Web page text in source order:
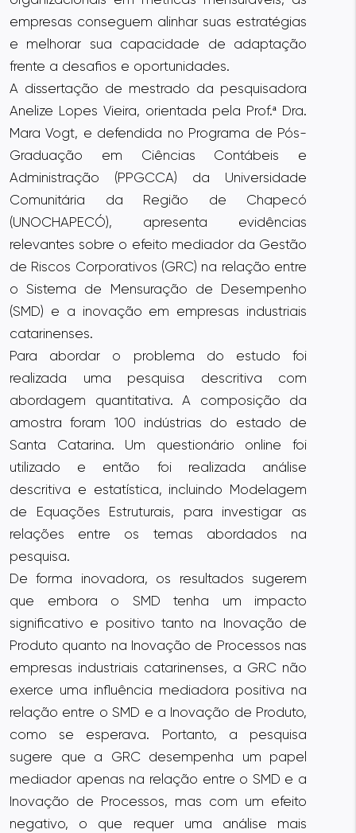
empresas conseguem alinhar suas estratégias
e melhorar sua capacidade de adaptação
frente a desafios e oportunidades.
A dissertação de mestrado da pesquisadora
Anelize Lopes Vieira, orientada pela Prof.ª Dra.
Mara Vogt, e defendida no Programa de Pós-
Graduação em Ciências Contábeis e
Administração (PPGCCA) da Universidade
Comunitária da Região de Chapecó
(UNOCHAPECÓ), apresenta evidências
relevantes sobre o efeito mediador da Gestão
de Riscos Corporativos (GRC) na relação entre
o Sistema de Mensuração de Desempenho
(SMD) e a inovação em empresas industriais
catarinenses.
Para abordar o problema do estudo foi
realizada uma pesquisa descritiva com
abordagem quantitativa. A composição da
amostra foram 100 indústrias do estado de
Santa Catarina. Um questionário online foi
utilizado e então foi realizada análise
descritiva e estatística, incluindo Modelagem
de Equações Estruturais, para investigar as
relações entre os temas abordados na
pesquisa.
De forma inovadora, os resultados sugerem
que embora o SMD tenha um impacto
significativo e positivo tanto na Inovação de
Produto quanto na Inovação de Processos nas
empresas industriais catarinenses, a GRC não
exerce uma influência mediadora positiva na
relação entre o SMD e a Inovação de Produto,
como se esperava. Portanto, a pesquisa
sugere que a GRC desempenha um papel
mediador apenas na relação entre o SMD e a
Inovação de Processos, mas com um efeito
negativo, o que requer uma análise mais